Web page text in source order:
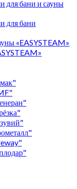
для бани и сауны
для бани
«EASYSTEAM»